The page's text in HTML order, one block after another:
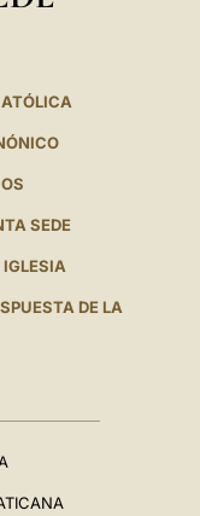
SEDE
IGLESIA
DE LA